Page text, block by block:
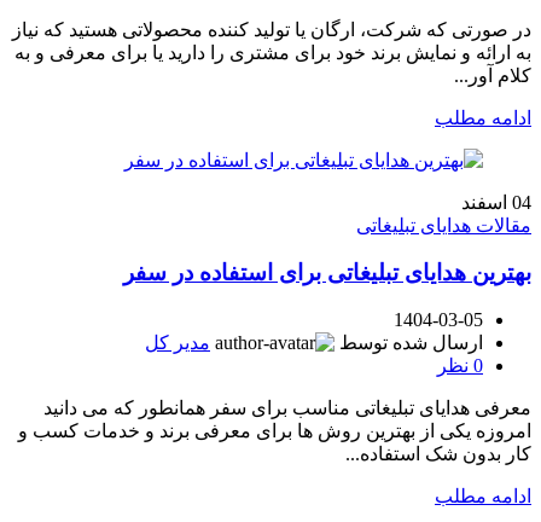
در صورتی که شرکت، ارگان یا تولید کننده محصولاتی هستید که نیاز
به ارائه و نمایش برند خود برای مشتری را دارید یا برای معرفی و به
کلام آور...
ادامه مطلب
04 اسفند
مقالات هدایای تبلیغاتی
بهترین هدایای تبلیغاتی برای استفاده در سفر
1404-03-05
ارسال شده توسط
مدیر کل
0 نظر
معرفی هدایای تبلیغاتی مناسب برای سفر همانطور که می دانید
امروزه یکی از بهترین روش ها برای معرفی برند و خدمات کسب و
کار بدون شک استفاده...
ادامه مطلب